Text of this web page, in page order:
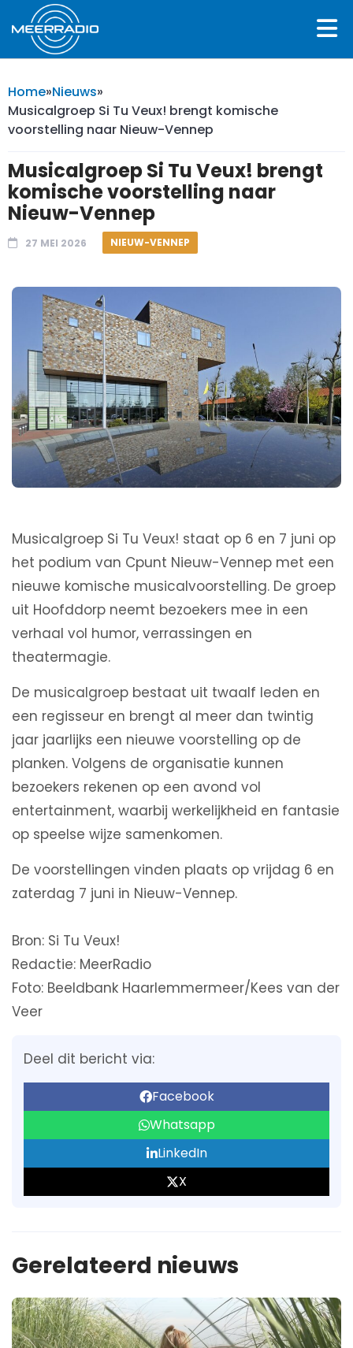
Home»Nieuws»
Musicalgroep Si Tu Veux! brengt komische
voorstelling naar Nieuw-Vennep
Musicalgroep Si Tu Veux! brengt
komische voorstelling naar
Nieuw-Vennep
27 MEI 2026 NIEUW-VENNEP
Musicalgroep Si Tu Veux! staat op 6 en 7 juni op
het podium van Cpunt Nieuw-Vennep met een
nieuwe komische musicalvoorstelling. De groep
uit Hoofddorp neemt bezoekers mee in een
verhaal vol humor, verrassingen en
theatermagie.
De musicalgroep bestaat uit twaalf leden en
een regisseur en brengt al meer dan twintig
jaar jaarlijks een nieuwe voorstelling op de
planken. Volgens de organisatie kunnen
bezoekers rekenen op een avond vol
entertainment, waarbij werkelijkheid en fantasie
op speelse wijze samenkomen.
De voorstellingen vinden plaats op vrijdag 6 en
zaterdag 7 juni in Nieuw-Vennep.
Bron: Si Tu Veux!
Redactie: MeerRadio
Foto: Beeldbank Haarlemmermeer/Kees van der
Veer
Deel dit bericht via:
Facebook
Whatsapp
LinkedIn
X
Gerelateerd nieuws